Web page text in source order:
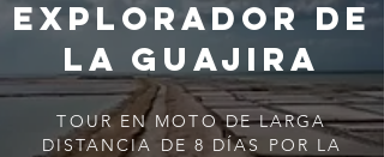
Explorador de
La Guajira
TOUR EN MOTO DE LARGA
DISTANCIA DE 8 DÍAS POR LA